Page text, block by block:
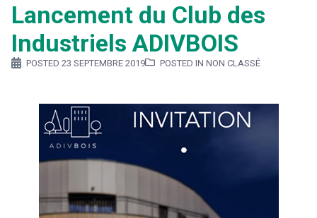
Lancement du Club des
Industriels ADIVBOIS
POSTED 23 SEPTEMBRE 2019 POSTED IN NON CLASSÉ